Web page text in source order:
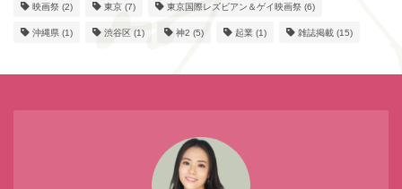
映画祭 (2) 東京 (7) 東京国際レズビアン＆ゲイ映画祭 (6)
沖縄県 (1) 渋谷区 (1) 神2 (5) 起業 (1) 雑誌掲載 (15)